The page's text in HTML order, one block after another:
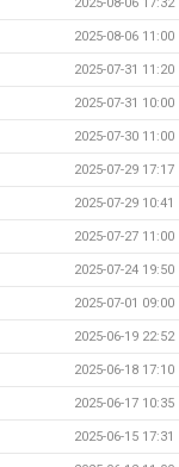
2025-08-06 17:32
2025-08-06 11:00
2025-07-31 11:20
2025-07-31 10:00
2025-07-30 11:00
2025-07-29 17:17
2025-07-29 10:41
2025-07-27 11:00
2025-07-24 19:50
2025-07-01 09:00
2025-06-19 22:52
2025-06-18 17:10
2025-06-17 10:35
2025-06-15 17:31